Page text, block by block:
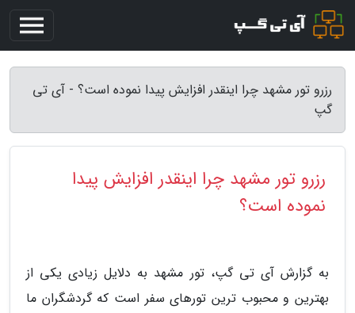
رزرو تور مشهد چرا اینقدر افزایش پیدا نموده است؟ - آی تی
گپ
رزرو تور مشهد چرا اینقدر افزایش پیدا
نموده است؟
به گزارش آی تی گپ، تور مشهد به دلایل زیادی یکی از
بهترین و محبوب ترین تورهای سفر است که گردشگران ما